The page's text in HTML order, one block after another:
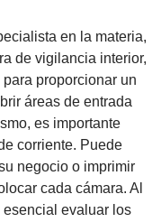
en la materia,
de vigilancia interior,
proporcionar un
áreas de entrada
es importante
corriente. Puede
negocio o imprimir
cada cámara. Al
evaluar los